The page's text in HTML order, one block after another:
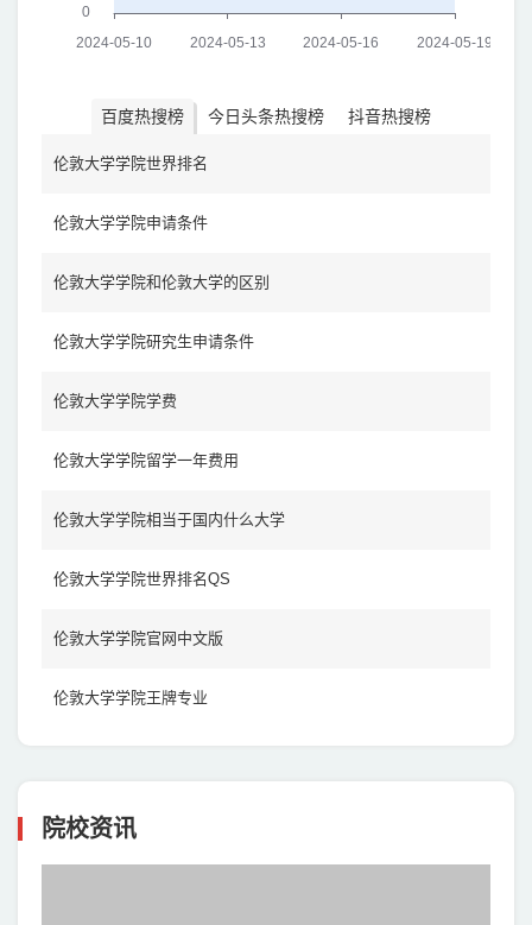
百度热搜榜 今日头条热搜榜 抖音热搜榜
伦敦大学学院世界排名
伦敦大学学院申请条件
伦敦大学学院和伦敦大学的区别
伦敦大学学院研究生申请条件
伦敦大学学院学费
伦敦大学学院留学一年费用
伦敦大学学院相当于国内什么大学
伦敦大学学院世界排名QS
伦敦大学学院官网中文版
伦敦大学学院王牌专业
院校资讯